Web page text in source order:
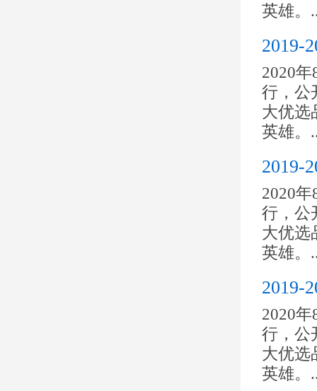
英雄。
2019-
2020
行，公
大优选
英雄。
2019-
2020
行，公
大优选
英雄。
2019-
2020
行，公
大优选
英雄。